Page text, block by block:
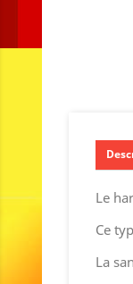
Le
Ce
La